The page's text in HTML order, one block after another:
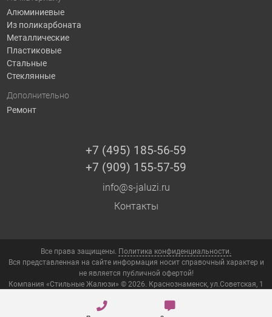
Алюминиевые
Из поликарбоната
Металлические
Пластиковые
Стальные
Стеклянные
Дополнительно
Ремонт
+7 (495) 185-56-59
+7 (909) 155-57-59
info@s-jaluzi.ru
Контакты
Все права защищены. Политика конфиденциальности.
Вся представленная на сайте информация носит справочный характер и
не является публичной офертой!
Компания «Стильные Жалюзи» © 2026. Краснознаменск, ул.Советская, 1